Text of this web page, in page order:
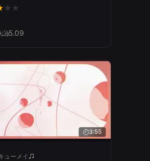
★ ★
5.09
3:55
ューメイ